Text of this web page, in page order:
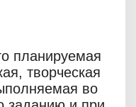
планируемая
творческая
во